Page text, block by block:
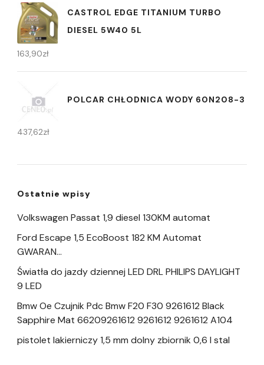
CASTROL EDGE TITANIUM TURBO
DIESEL 5W40 5L
163,90zł
POLCAR CHŁODNICA WODY 60N208-3
437,62zł
Ostatnie wpisy
Volkswagen Passat 1,9 diesel 130KM automat
Ford Escape 1,5 EcoBoost 182 KM Automat
GWARAN…
Światła do jazdy dziennej LED DRL PHILIPS DAYLIGHT
9 LED
Bmw Oe Czujnik Pdc Bmw F20 F30 9261612 Black
Sapphire Mat 66209261612 9261612 9261612 A104
pistolet lakierniczy 1,5 mm dolny zbiornik 0,6 l stal